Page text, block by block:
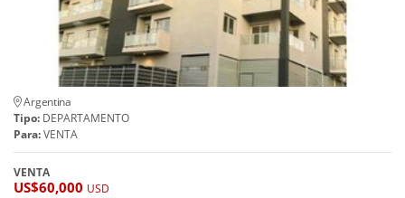
Argentina
Tipo: DEPARTAMENTO
Para:VENTA
VENTA
US$60,000 USD